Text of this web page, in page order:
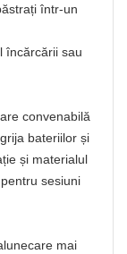
într-un
încărcării sau
convenabilă
bateriilor și
și materialul
sesiuni
mai